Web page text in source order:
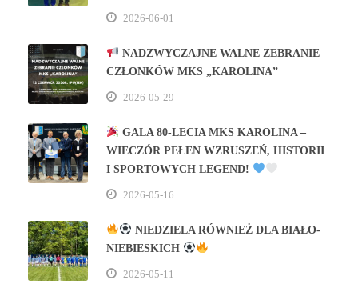
2026-06-01
NADZWYCZAJNE WALNE ZEBRANIE
CZŁONKÓW MKS „KAROLINA”
2026-05-29
GALA 80‑LECIA MKS KAROLINA –
WIECZÓR PEŁEN WZRUSZEŃ, HISTORII
I SPORTOWYCH LEGEND!
2026-05-16
NIEDZIELA RÓWNIEŻ DLA BIAŁO-
NIEBIESKICH
2026-05-11